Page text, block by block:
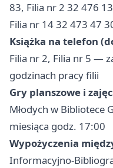
83, Filia nr 2 32 476
Filia nr 14 32 473 47
Książka na telefon
Filia nr 2, Filia nr 5 —
godzinach pracy filii
Gry planszowe i
Młodych w Bibliotece
miesiąca godz. 17:00
Wypożyczenia
Informacyjno-